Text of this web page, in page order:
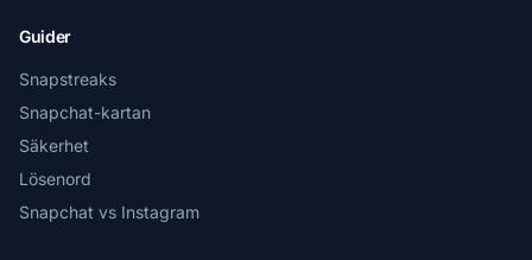
Guider
Snapstreaks
Snapchat-kartan
Säkerhet
Lösenord
Snapchat vs Instagram